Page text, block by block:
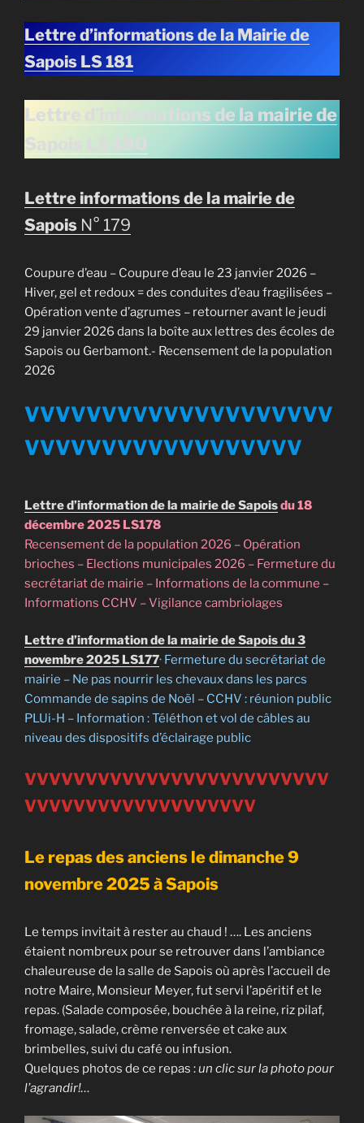
Lettre d’informations de la Mairie de
Sapois LS 181
Lettre d’informations de la mairie de
Sapois LS 180
Lettre informations de la mairie de
Sapois N° 179
Coupure d’eau – Coupure d’eau le 23 janvier 2026 –
Hiver, gel et redoux = des conduites d’eau fragilisées –
Opération vente d’agrumes – retourner avant le jeudi
29 janvier 2026 dans la boîte aux lettres des écoles de
Sapois ou Gerbamont.- Recensement de la population
2026
VVVVVVVVVVVVVVVVVVVV
VVVVVVVVVVVVVVVVVV
Lettre d’information de la mairie de Sapoisdu 18
décembre 2025 LS178
Recensement de la population 2026 – Opération
brioches – Elections municipales 2026 – Fermeture du
secrétariat de mairie – Informations de la commune –
Informations CCHV – Vigilance cambriolages
Lettre d’information de la mairie de Sapois du 3
novembre 2025 LS177· Fermeture du secrétariat de
mairie – Ne pas nourrir les chevaux dans les parcs
Commande de sapins de Noël – CCHV : réunion public
PLUi-H – Information : Téléthon et vol de câbles au
niveau des dispositifs d’éclairage public
VVVVVVVVVVVVVVVVVVVVVVVVV
VVVVVVVVVVVVVVVVVVV
Le repas des anciens le dimanche 9
novembre 2025 à Sapois
Le temps invitait à rester au chaud ! …. Les anciens
étaient nombreux pour se retrouver dans l’ambiance
chaleureuse de la salle de Sapois où après l’accueil de
notre Maire, Monsieur Meyer, fut servi l’apéritif et le
repas. (Salade composée, bouchée à la reine, riz pilaf,
fromage, salade, crème renversée et cake aux
brimbelles, suivi du café ou infusion.
Quelques photos de ce repas :un clic sur la photo pour
l’agrandir!…